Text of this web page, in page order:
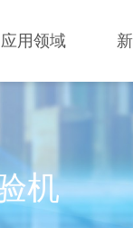
应用领域
机